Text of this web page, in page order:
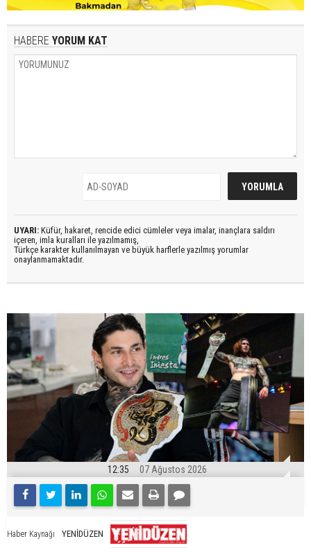
HABERE YORUM KAT
UYARI: Küfür, hakaret, rencide edici cümleler veya imalar, inançlara saldırı
içeren, imla kuralları ile yazılmamış,
Türkçe karakter kullanılmayan ve büyük harflerle yazılmış yorumlar
onaylanmamaktadır.
12:35 07 Ağustos 2026
Haber Kaynağı YENİDÜZEN